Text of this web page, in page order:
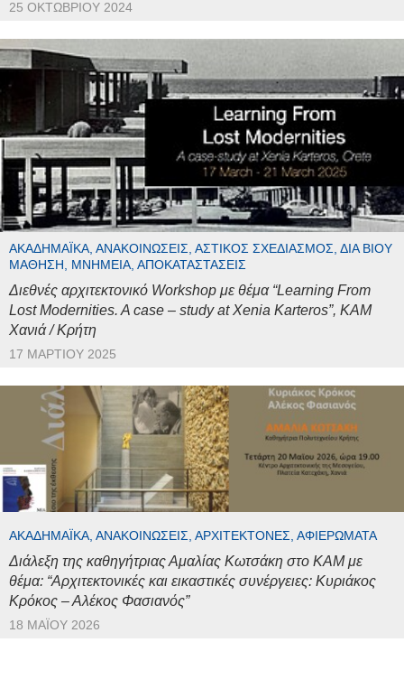
25 ΟΚΤΩΒΡΊΟΥ 2024
ΑΚΑΔΗΜΑΪΚΆ, ΑΝΑΚΟΙΝΏΣΕΙΣ, ΑΣΤΙΚΌΣ ΣΧΕΔΙΑΣΜΌΣ, ΔΙΆ ΒΊΟΥ
ΜΆΘΗΣΗ, ΜΝΗΜΕΊΑ, ΑΠΟΚΑΤΑΣΤΆΣΕΙΣ
Διεθνές αρχιτεκτονικό Workshop με θέμα “Learning From
Lost Modernities. A case – study at Xenia Karteros”, ΚΑΜ
Χανιά / Κρήτη
17 ΜΑΡΤΊΟΥ 2025
ΑΚΑΔΗΜΑΪΚΆ, ΑΝΑΚΟΙΝΏΣΕΙΣ, ΑΡΧΙΤΈΚΤΟΝΕΣ, ΑΦΙΕΡΏΜΑΤΑ
Διάλεξη της καθηγήτριας Αμαλίας Κωτσάκη στο ΚΑΜ με
θέμα: “Αρχιτεκτονικές και εικαστικές συνέργειες: Κυριάκος
Κρόκος – Αλέκος Φασιανός”
18 ΜΑΪ́ΟΥ 2026